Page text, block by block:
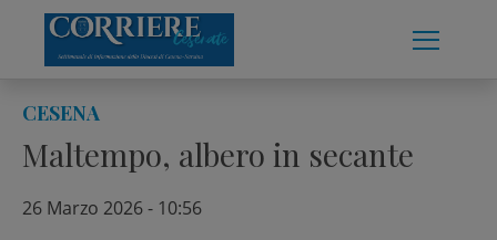
content
CESENA
Maltempo, albero in secante
26 Marzo 2026 - 10:56